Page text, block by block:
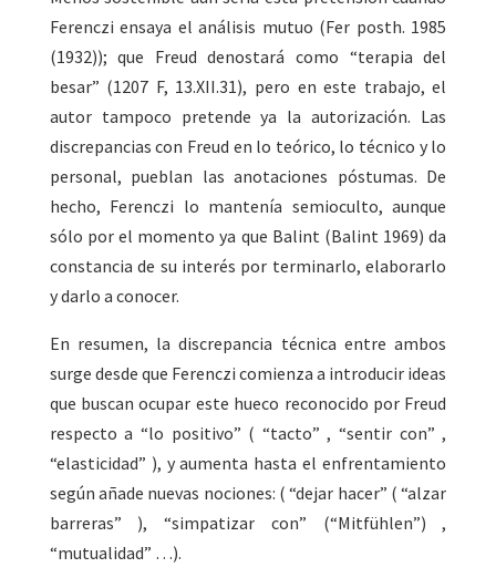
Ferenczi ensaya el análisis mutuo (Fer posth. 1985
(1932)); que Freud denostará como “terapia del
besar” (1207 F, 13.XII.31), pero en este trabajo, el
autor tampoco pretende ya la autorización. Las
discrepancias con Freud en lo teórico, lo técnico y lo
personal, pueblan las anotaciones póstumas. De
hecho, Ferenczi lo mantenía semioculto, aunque
sólo por el momento ya que Balint (Balint 1969) da
constancia de su interés por terminarlo, elaborarlo
y darlo a conocer.
En resumen, la discrepancia técnica entre ambos
surge desde que Ferenczi comienza a introducir ideas
que buscan ocupar este hueco reconocido por Freud
respecto a “lo positivo” ( “tacto” , “sentir con” ,
“elasticidad” ), y aumenta hasta el enfrentamiento
según añade nuevas nociones: ( “dejar hacer” ( “alzar
barreras” ), “simpatizar con” (“Mitfühlen”) ,
“mutualidad” …).